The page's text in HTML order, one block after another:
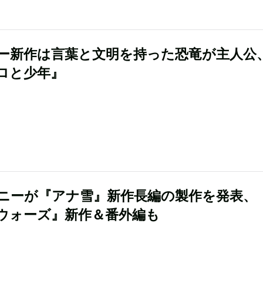
新作は言葉と文明を持った恐竜が主人公
と少年』
ーが『アナ雪』新作長編の製作を発表、
ォーズ』新作＆番外編も